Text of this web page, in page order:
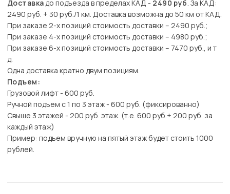
Доставкадо подъезда в пределах КАД - 2490 руб. За КАД:
2490 руб. + 30 руб./1 км. Доставка возможна до 50 км от КАД.
При заказе 2-х позиций стоимость доставки – 2490 руб.;
При заказе 4-х позиций стоимость доставки – 4980 руб.;
При заказе 6-х позиций стоимость доставки – 7470 руб., и т
д.
Одна доставка кратно двум позициям.
Подъем:
Грузовой лифт - 600 руб.
Ручной подъем с 1 по 3 этаж - 600 руб. (фиксированно)
Свыше 3 этажей - 200 руб. этаж. (т.е. 600 руб.+ 200 руб. за
каждый этаж)
Пример: подъем вручную на пятый этаж будет стоить 1000
рублей.